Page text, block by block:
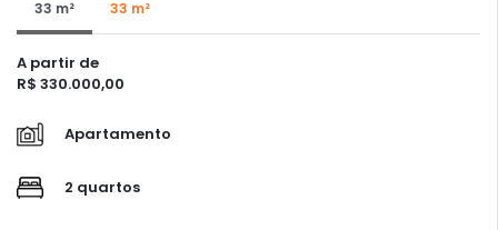
33 m² 33 m²
A partir de
R$ 330.000,00
Apartamento
2 quartos